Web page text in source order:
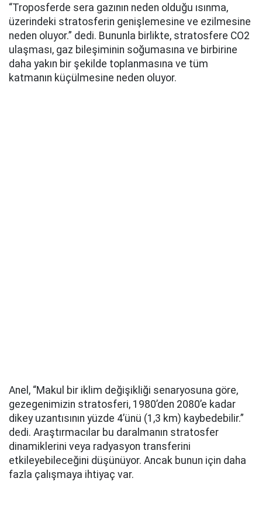
“Troposferde sera gazının neden olduğu ısınma,
üzerindeki stratosferin genişlemesine ve ezilmesine
neden oluyor.” dedi. Bununla birlikte, stratosfere CO2
ulaşması, gaz bileşiminin soğumasına ve birbirine
daha yakın bir şekilde toplanmasına ve tüm
katmanın küçülmesine neden oluyor.
Anel, “Makul bir iklim değişikliği senaryosuna göre,
gezegenimizin stratosferi, 1980’den 2080’e kadar
dikey uzantısının yüzde 4’ünü (1,3 km) kaybedebilir.”
dedi. Araştırmacılar bu daralmanın stratosfer
dinamiklerini veya radyasyon transferini
etkileyebileceğini düşünüyor. Ancak bunun için daha
fazla çalışmaya ihtiyaç var.